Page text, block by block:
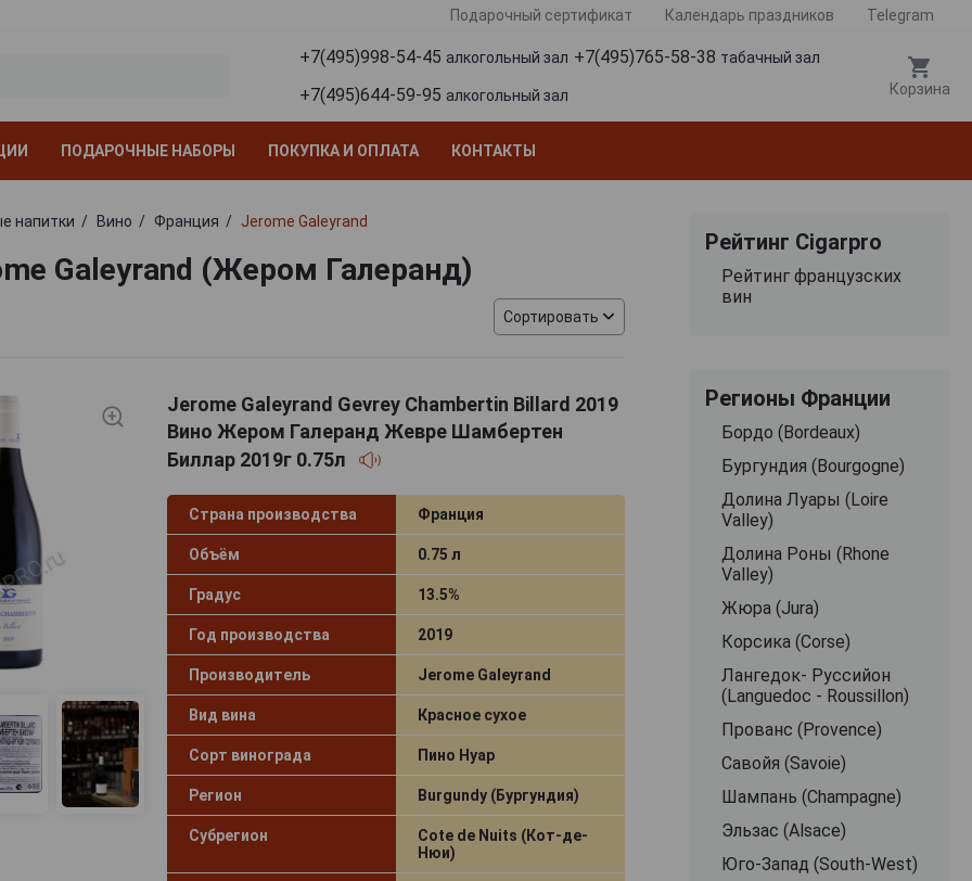
Подарочный сертификат Календарь праздников Telegram
+7(495)998-54-45 алкогольный зал +7(495)765-58-38 табачный зал
+7(495)644-59-95 алкогольный зал Корзина
ПОДАРОЧНЫЕ НАБОРЫ ПОКУПКА И ОПЛАТА КОНТАКТЫ
напитки Вино Франция Jerome Galeyrand
Galeyrand (Жером Галеранд)
Сортировать
Jerome Galeyrand Gevrey Chambertin Billard 2019
Вино Жером Галеранд Жевре Шамбертен
Биллар 2019г 0.75л
Страна производства Франция
Объём 0.75 л
Градус 13.5%
Год производства 2019
Производитель Jerome Galeyrand
Вид вина Красное сухое
Сорт винограда Пино Нуар
Регион Burgundy (Бургундия)
Субрегион
Cote de Nuits (Кот-де-
Нюи)
Рейтинг Cigarpro
Рейтинг французских
вин
Регионы Франции
Бордо (Bordeaux)
Бургундия (Bourgogne)
Долина Луары (Loire
Valley)
Долина Роны (Rhone
Valley)
Жюра (Jura)
Корсика (Corse)
Лангедок- Руссийон
(Languedoc - Roussillon)
Прованс (Provence)
Савойя (Savoiе)
Шампань (Champagne)
Эльзас (Alsace)
Юго-Запад (South-West)